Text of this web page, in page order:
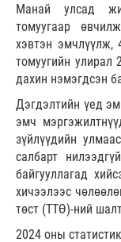
Манай улсад
томуугаар
хэвтэн эмчлүүлж,
томуугийн улирал
дахин нэмэгдсэн
Дэгдэлтийн үед
эмч
зүйлүүдийн
салбарт
байгууллагад
хичээлээс
төст (ТТӨ)-ний
2024 оны